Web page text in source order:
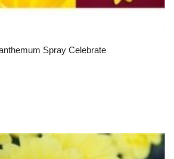
Spray Celebrate